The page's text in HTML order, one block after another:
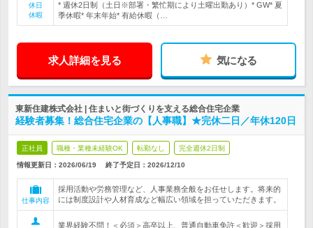
休日
休暇
* 週休2日制（土日※部署・繁忙期により土曜出勤あり）* GW* 夏
季休暇* 年末年始* 有給休暇（…
求人詳細を見る 気になる
東新住建株式会社 | 住まいと街づくりを支える総合住宅企業
経験者募集！総合住宅企業の【人事職】★完休二日／年休120日
正社員 職種・業種未経験OK 転勤なし 完全週休2日制
情報更新日：2026/06/19 終了予定日： 2026/12/10
仕事内容
採用活動や労務管理など、人事業務全般をお任せします。将来的
には制度設計や人材育成など幅広い領域を担っていただきます。
業界経験不問！＜必須＞高卒以上、普通自動車免許＜歓迎＞採用